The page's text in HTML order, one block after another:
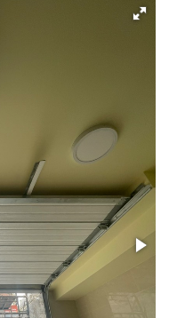
chiều cao trần nhà.
ARC, còi báo
gồm 2 bộ phận
AHV565.